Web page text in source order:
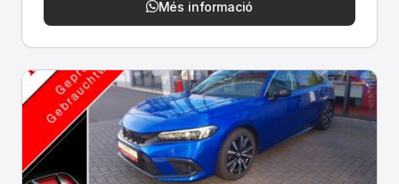
Més informació